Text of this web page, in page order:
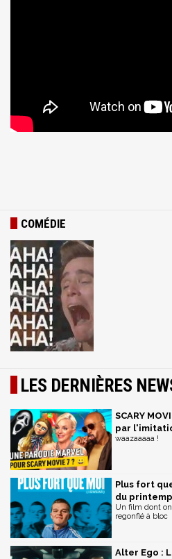
COMÉDIE
LES DERNIÈRES
SCARY
par
waazaaaaa !
Plus fort
du
Un film dont
regonflé à bloc
Alter Ego :